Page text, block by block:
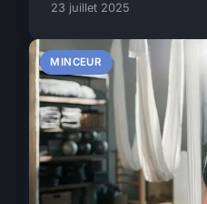
23 juillet 2025
MINCEUR